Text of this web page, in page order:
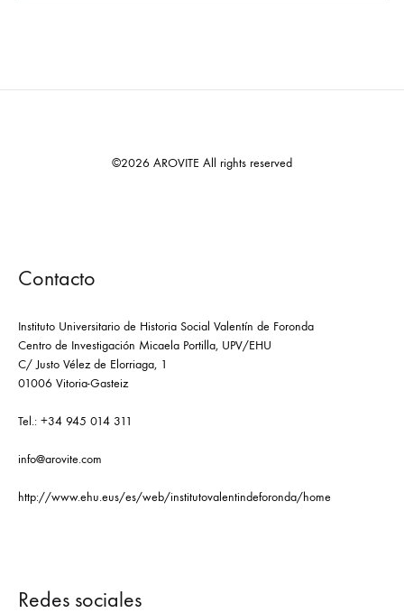
©2026 AROVITE All rights reserved
Contacto
Instituto Universitario de Historia Social Valentín de Foronda
Centro de Investigación Micaela Portilla, UPV/EHU
C/ Justo Vélez de Elorriaga, 1
01006 Vitoria-Gasteiz
Tel.: +34 945 014 311
info@arovite.com
http://www.ehu.eus/es/web/institutovalentindeforonda/home
Redes sociales